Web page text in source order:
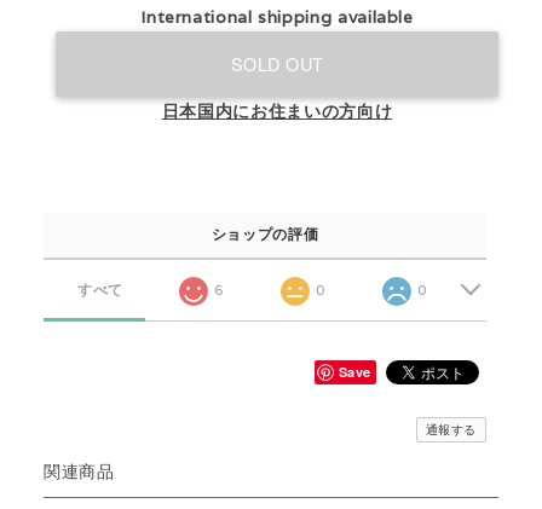
International shipping available
SOLD OUT
日本国内にお住まいの方向け
ショップの評価
すべて 6 0 0
Save
通報する
関連商品